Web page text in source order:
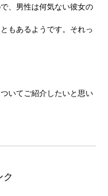
、男性は何気ない彼女の
もあるようです。それっ
いてご紹介したいと思い
ク